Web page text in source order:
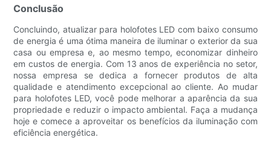
Conclusão
Concluindo, atualizar para holofotes LED com baixo consumo
de energia é uma ótima maneira de iluminar o exterior da sua
casa ou empresa e, ao mesmo tempo, economizar dinheiro
em custos de energia. Com 13 anos de experiência no setor,
nossa empresa se dedica a fornecer produtos de alta
qualidade e atendimento excepcional ao cliente. Ao mudar
para holofotes LED, você pode melhorar a aparência da sua
propriedade e reduzir o impacto ambiental. Faça a mudança
hoje e comece a aproveitar os benefícios da iluminação com
eficiência energética.